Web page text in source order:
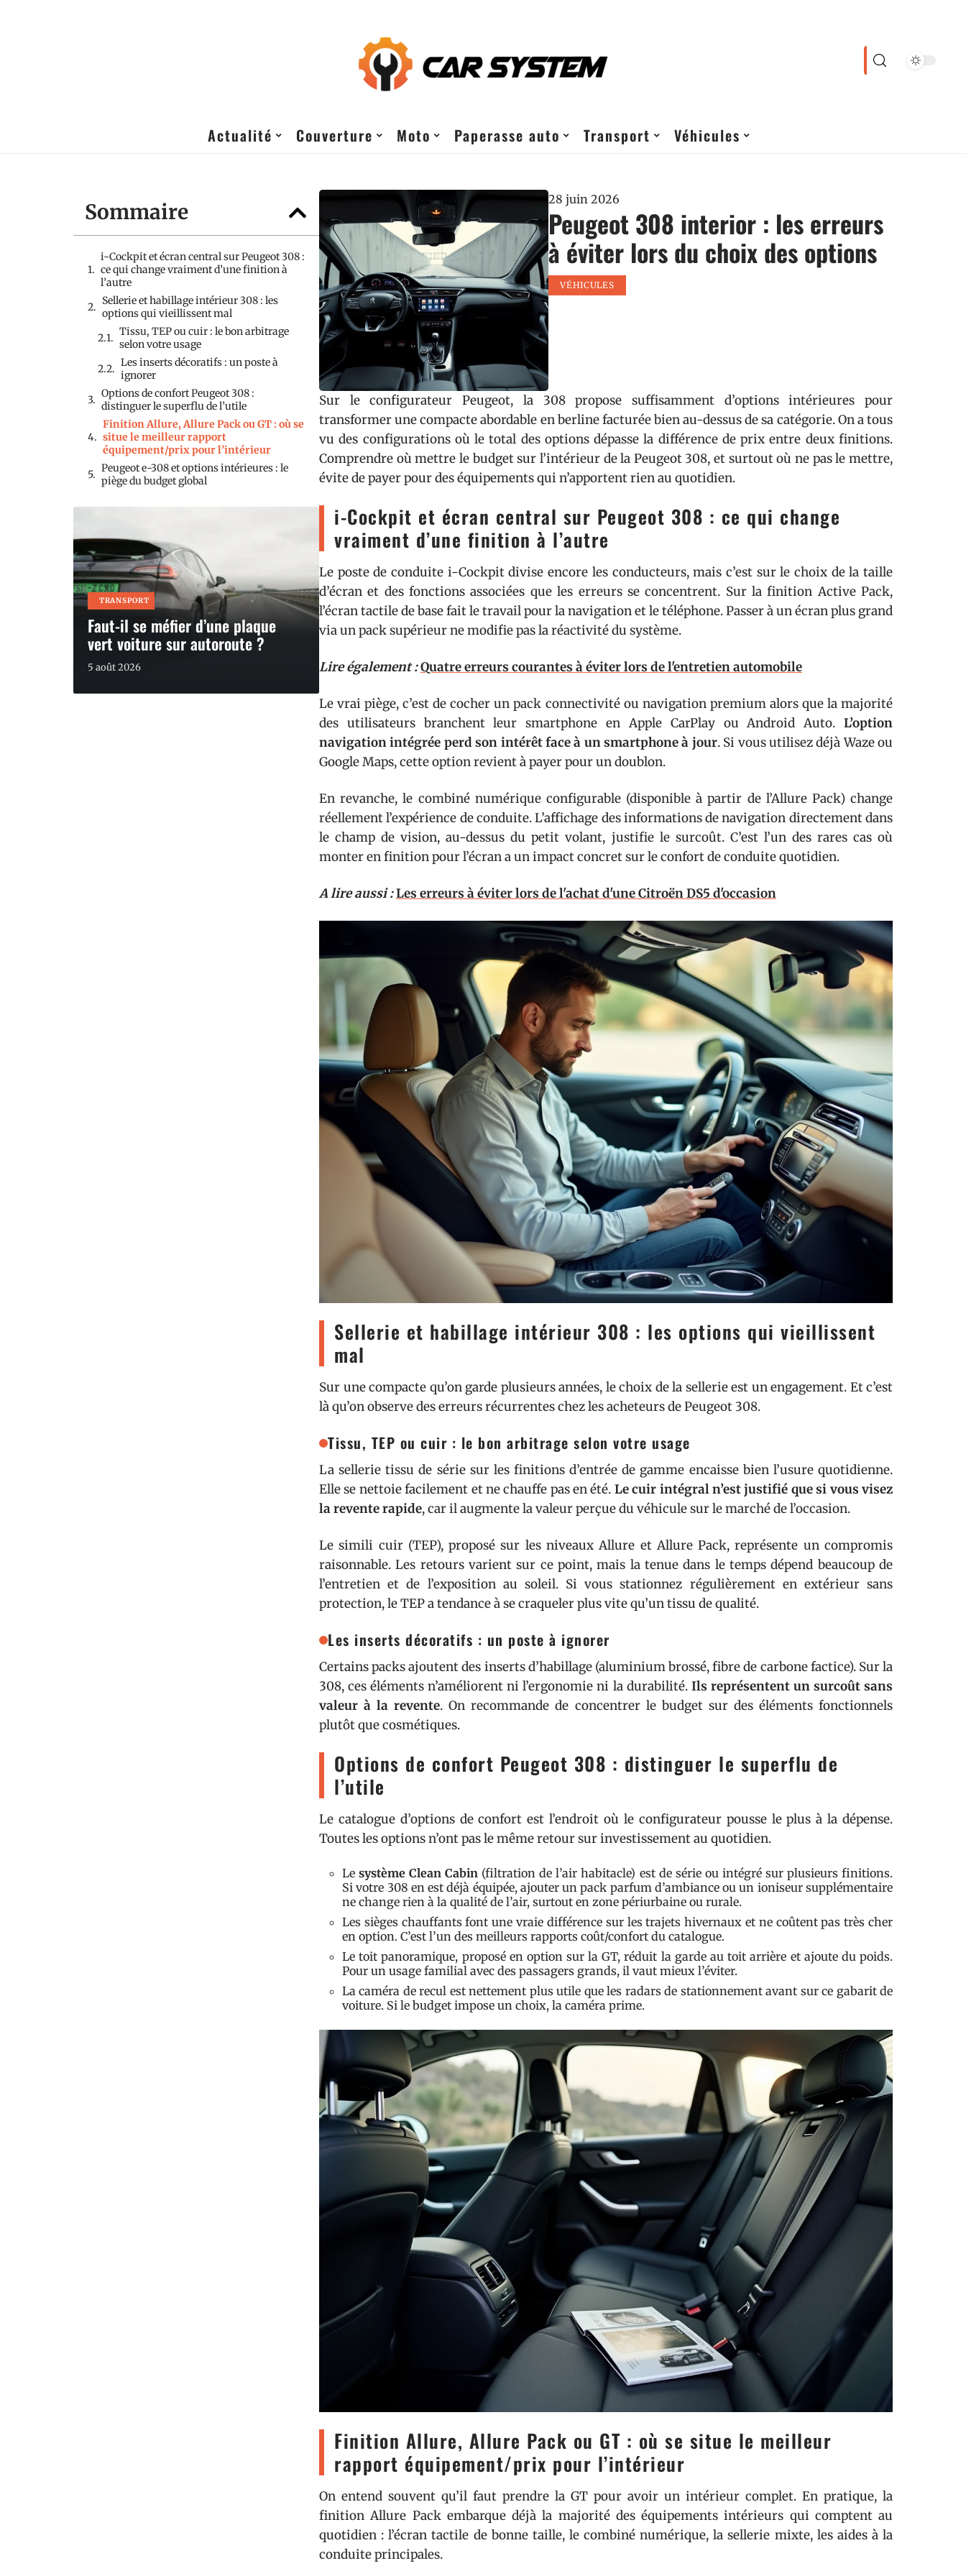
Actualité Couverture Moto Paperasse auto Transport Véhicules
Sommaire
i-Cockpit et écran central sur Peugeot 308 :
ce qui change vraiment d’une finition à
l’autre
Sellerie et habillage intérieur 308 : les
options qui vieillissent mal
Tissu, TEP ou cuir : le bon arbitrage
selon votre usage
Les inserts décoratifs : un poste à
ignorer
Options de confort Peugeot 308 :
distinguer le superflu de l’utile
Finition Allure, Allure Pack ou GT : où se
situe le meilleur rapport
équipement/prix pour l’intérieur
Peugeot e-308 et options intérieures : le
piège du budget global
TRANSPORT
Faut-il se méfier d’une plaque
vert voiture sur autoroute ?
5 août 2026
28 juin 2026
Peugeot 308 interior : les erreurs
à éviter lors du choix des options
VÉHICULES
Sur le configurateur Peugeot, la 308 propose suffisamment d’options intérieures pour
transformer une compacte abordable en berline facturée bien au-dessus de sa catégorie. On a tous
vu des configurations où le total des options dépasse la différence de prix entre deux finitions.
Comprendre où mettre le budget sur l’intérieur de la Peugeot 308, et surtout où ne pas le mettre,
évite de payer pour des équipements qui n’apportent rien au quotidien.
i-Cockpit et écran central sur Peugeot 308 : ce qui change
vraiment d’une finition à l’autre
Le poste de conduite i-Cockpit divise encore les conducteurs, mais c’est sur le choix de la taille
d’écran et des fonctions associées que les erreurs se concentrent. Sur la finition Active Pack,
l’écran tactile de base fait le travail pour la navigation et le téléphone. Passer à un écran plus grand
via un pack supérieur ne modifie pas la réactivité du système.
Lire également :Quatre erreurs courantes à éviter lors de l'entretien automobile
Le vrai piège, c’est de cocher un pack connectivité ou navigation premium alors que la majorité
des utilisateurs branchent leur smartphone en Apple CarPlay ou Android Auto. L’option
navigation intégrée perd son intérêt face à un smartphone à jour. Si vous utilisez déjà Waze ou
Google Maps, cette option revient à payer pour un doublon.
En revanche, le combiné numérique configurable (disponible à partir de l’Allure Pack) change
réellement l’expérience de conduite. L’affichage des informations de navigation directement dans
le champ de vision, au-dessus du petit volant, justifie le surcoût. C’est l’un des rares cas où
monter en finition pour l’écran a un impact concret sur le confort de conduite quotidien.
A lire aussi :Les erreurs à éviter lors de l'achat d'une Citroën DS5 d'occasion
Sellerie et habillage intérieur 308 : les options qui vieillissent
mal
Sur une compacte qu’on garde plusieurs années, le choix de la sellerie est un engagement. Et c’est
là qu’on observe des erreurs récurrentes chez les acheteurs de Peugeot 308.
Tissu, TEP ou cuir : le bon arbitrage selon votre usage
La sellerie tissu de série sur les finitions d’entrée de gamme encaisse bien l’usure quotidienne.
Elle se nettoie facilement et ne chauffe pas en été. Le cuir intégral n’est justifié que si vous visez
la revente rapide, car il augmente la valeur perçue du véhicule sur le marché de l’occasion.
Le simili cuir (TEP), proposé sur les niveaux Allure et Allure Pack, représente un compromis
raisonnable. Les retours varient sur ce point, mais la tenue dans le temps dépend beaucoup de
l’entretien et de l’exposition au soleil. Si vous stationnez régulièrement en extérieur sans
protection, le TEP a tendance à se craqueler plus vite qu’un tissu de qualité.
Les inserts décoratifs : un poste à ignorer
Certains packs ajoutent des inserts d’habillage (aluminium brossé, fibre de carbone factice). Sur la
308, ces éléments n’améliorent ni l’ergonomie ni la durabilité. Ils représentent un surcoût sans
valeur à la revente. On recommande de concentrer le budget sur des éléments fonctionnels
plutôt que cosmétiques.
Options de confort Peugeot 308 : distinguer le superflu de
l’utile
Le catalogue d’options de confort est l’endroit où le configurateur pousse le plus à la dépense.
Toutes les options n’ont pas le même retour sur investissement au quotidien.
Lesystème Clean Cabin (filtration de l’air habitacle) est de série ou intégré sur plusieurs finitions.
Si votre 308 en est déjà équipée, ajouter un pack parfum d’ambiance ou un ioniseur supplémentaire
ne change rien à la qualité de l’air, surtout en zone périurbaine ou rurale.
Les sièges chauffants font une vraie différence sur les trajets hivernaux et ne coûtent pas très cher
en option. C’est l’un des meilleurs rapports coût/confort du catalogue.
Le toit panoramique, proposé en option sur la GT, réduit la garde au toit arrière et ajoute du poids.
Pour un usage familial avec des passagers grands, il vaut mieux l’éviter.
La caméra de recul est nettement plus utile que les radars de stationnement avant sur ce gabarit de
voiture. Si le budget impose un choix, la caméra prime.
Finition Allure, Allure Pack ou GT : où se situe le meilleur
rapport équipement/prix pour l’intérieur
On entend souvent qu’il faut prendre la GT pour avoir un intérieur complet. En pratique, la
finition Allure Pack embarque déjà la majorité des équipements intérieurs qui comptent au
quotidien : l’écran tactile de bonne taille, le combiné numérique, la sellerie mixte, les aides à la
conduite principales.